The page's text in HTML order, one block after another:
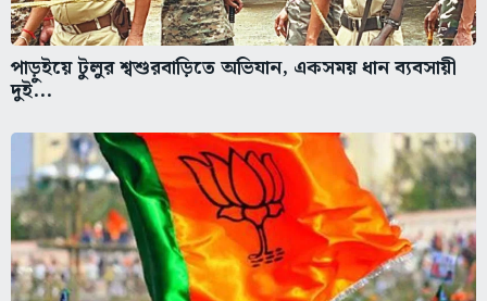
পাড়ুইয়ে টুলুর শ্বশুরবাড়িতে অভিযান, একসময় ধান ব্যবসায়ী
দুই...